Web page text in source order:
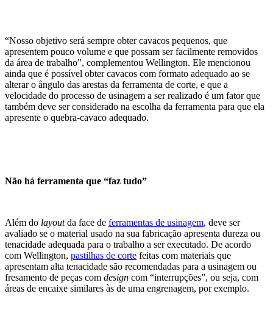
“Nosso objetivo será sempre obter cavacos pequenos, que
apresentem pouco volume e que possam ser facilmente removidos
da área de trabalho”, complementou Wellington. Ele mencionou
ainda que é possível obter cavacos com formato adequado ao se
alterar o ângulo das arestas da ferramenta de corte, e que a
velocidade do processo de usinagem a ser realizado é um fator que
também deve ser considerado na escolha da ferramenta para que ela
apresente o quebra-cavaco adequado.
Não há ferramenta que “faz tudo”
Além do layoutda face de ferramentas de usinagem, deve ser
avaliado se o material usado na sua fabricação apresenta dureza ou
tenacidade adequada para o trabalho a ser executado. De acordo
com Wellington, pastilhas de corte feitas com materiais que
apresentam alta tenacidade são recomendadas para a usinagem ou
fresamento de peças com design com “interrupções”, ou seja, com
áreas de encaixe similares às de uma engrenagem, por exemplo.